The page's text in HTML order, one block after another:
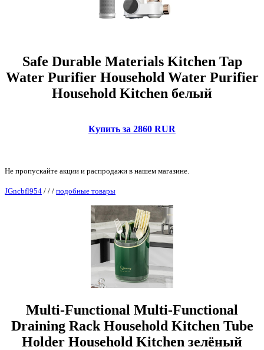
Safe Durable Materials Kitchen Tap
Water Purifier Household Water Purifier
Household Kitchen белый
Купить за 2860 RUR
Не пропускайте акции и распродажи в нашем магазине.
JGncbfl954 / / / подобные товары
Multi-Functional Multi-Functional
Draining Rack Household Kitchen Tube
Holder Household Kitchen зелёный